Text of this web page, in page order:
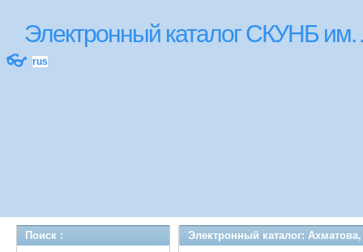
Электронный каталог СКУНБ
👓 rus
Поиск : Электронный каталог: